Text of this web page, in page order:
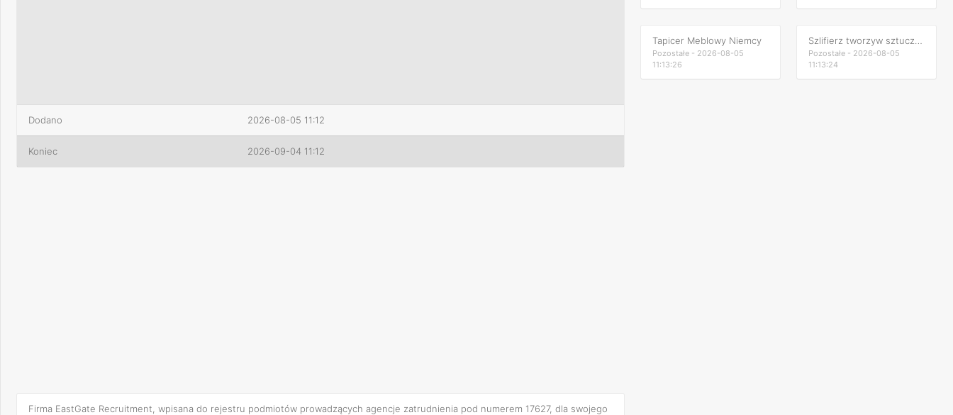
Dodano 2026-08-05 11:12
Koniec 2026-09-04 11:12
Firma EastGate Recruitment, wpisana do rejestru podmiotów prowadzących agencje zatrudnienia pod numerem 17627, dla swojego
Tapicer Meblowy Niemcy
Pozostałe - 2026-08-05
11:13:26
Pozostałe - 2026-08-05
11:13:24